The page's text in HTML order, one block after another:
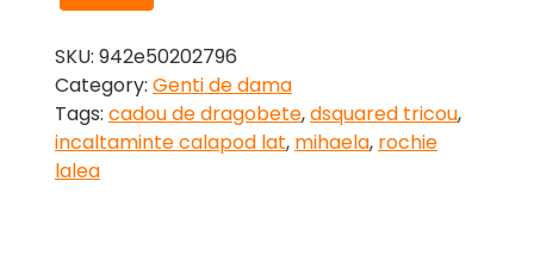
SKU: 942e50202796
Category: Genti de dama
Tags: cadou de dragobete,dsquared tricou,
incaltaminte calapod lat, mihaela, rochie
lalea